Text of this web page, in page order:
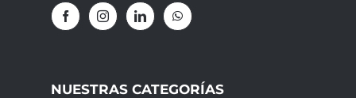
NUESTRAS CATEGORÍAS